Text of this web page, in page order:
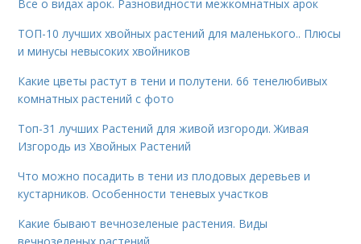
Все о видах арок. Разновидности межкомнатных арок
ТОП-10 лучших хвойных растений для маленького.. Плюсы
и минусы невысоких хвойников
Какие цветы растут в тени и полутени. 66 тенелюбивых
комнатных растений с фото
Топ-31 лучших Растений для живой изгороди. Живая
Изгородь из Хвойных Растений
Что можно посадить в тени из плодовых деревьев и
кустарников. Особенности теневых участков
Какие бывают вечнозеленые растения. Виды